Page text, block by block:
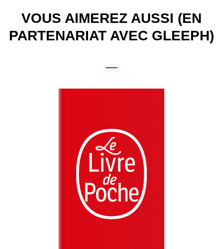
VOUS AIMEREZ AUSSI (EN
PARTENARIAT AVEC GLEEPH)